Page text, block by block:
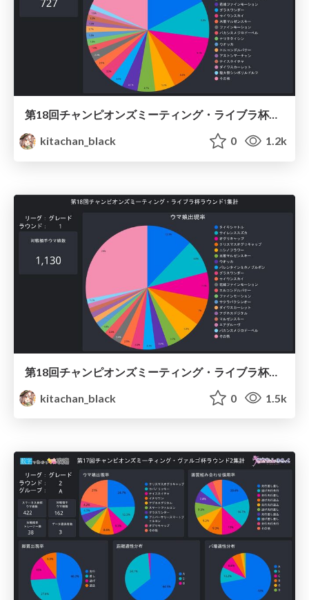
第18回チャンピオンズミーティング・ライブラ杯ラウンド2集計 / Umamusume Libra 2022 Round2
kitachan_black
0 1.2k
第18回チャンピオンズミーティング・ライブラ杯ラウンド1集計 / Umamusume Libra 2022 Round1
kitachan_black
0 1.5k